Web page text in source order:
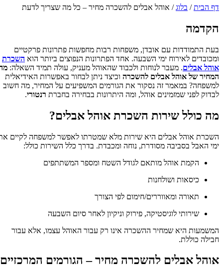
דף הבית/בלוג/אוהל אבלים להשכרה מחיר – כל מה שצריך לדעת
הקדמה
בעת התמודדות עם אובדן, משפחות רבות מחפשות פתרונות פרקטיים
ומכובדים לאירוח ימי השבעה. אחד הפתרונות הנפוצים ביותר הואהשכרת
אוהל אבלים. מעבר לנוחות ולכבוד שהאוהל מעניק, עולה תמיד השאלה:מהו
המחיר של אוהל אבלים להשכרהוכיצד ניתן לבחור באפשרות האידיאלית
למשפחה? במאמר זה נסקור את הגורמים המשפיעים על המחיר, מה חשוב
לבדוק לפני שמזמינים אוהל, ומה היתרונות בבחירה בחברתרנטורי.
מה כולל שירות השכרת אוהל אבלים?
השכרת אוהל אבלים היא שירות מלא שמטרתו לאפשר למשפחה לקיים את
ימי האבל בסביבה מסודרת, נוחה ומכבדת. בדרך כלל השירות כולל:
הקמת אוהל מותאם לגודל השטח ומספר המשתתפים
כיסאות ושולחנות
תאורה ומאווררים/חימום לפי הצורך
שירותי לוגיסטיקה, פירוק וניקיון לאחר סיום השבעה
המשמעות היא שמחיר ההשכרה אינו רק עבור האוהל עצמו, אלא עבור
חבילה כוללת.
אוהל אבלים להשכרה מחיר – הגורמים המרכזיים